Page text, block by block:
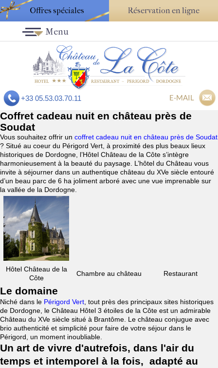
Offres spéciales Réservation en ligne
+33 05.53.03.70.11 E-MAIL
Menu
Coffret cadeau nuit en château près de
Soudat
Vous souhaitez offrir un coffret cadeau nuit en château près de Soudat
? Situé au coeur du Périgord Vert, à proximité des plus beaux lieux
historiques de Dordogne, l’Hôtel Château de la Côte s’intègre
harmonieusement à la beauté du paysage. L’hôtel du Château vous
invite à séjourner dans un authentique château du XVe siècle entouré
d’un beau parc de 6 ha joliment arboré avec une vue imprenable sur
la vallée de la Dordogne.
Hôtel Château de la
Côte
Chambre au château Restaurant
Le domaine
Niché dans le Périgord Vert , tout près des principaux sites historiques
de Dordogne, le Château Hôtel 3 étoiles de la Côte est un admirable
Château du XVe siècle situé à Brantôme. Le château conjugue avec
brio authenticité et simplicité pour faire de votre séjour dans le
Périgord, un moment inoubliable.
Un art de vivre d'autrefois, dans l'air du
temps et intemporel à la fois, adapté au